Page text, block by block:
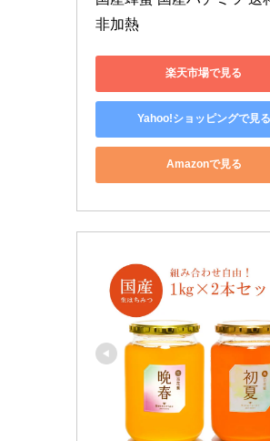
非加熱
楽天市場で見る
Yahoo!ショッピングで見る
Amazonで見る